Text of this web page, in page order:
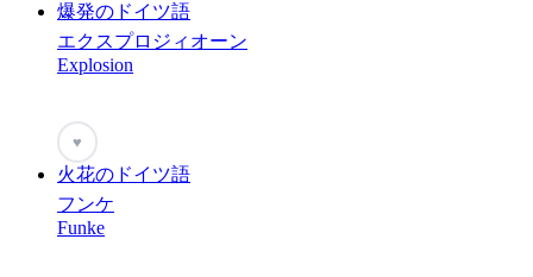
爆発のドイツ語
エクスプロジィオーン
Explosion
♥
火花のドイツ語
フンケ
Funke